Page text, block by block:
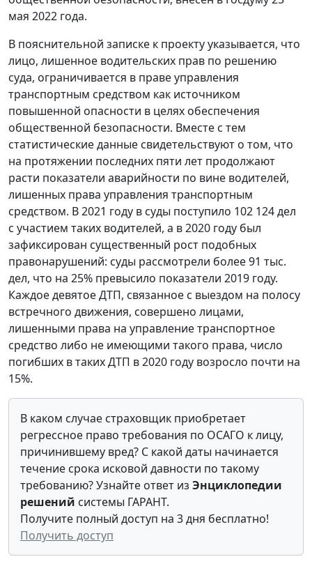
мая 2022 года.
В пояснительной записке к проекту указывается, что
лицо, лишенное водительских прав по решению
суда, ограничивается в праве управления
транспортным средством как источником
повышенной опасности в целях обеспечения
общественной безопасности. Вместе с тем
статистические данные свидетельствуют о том, что
на протяжении последних пяти лет продолжают
расти показатели аварийности по вине водителей,
лишенных права управления транспортным
средством. В 2021 году в суды поступило 102 124 дел
с участием таких водителей, а в 2020 году был
зафиксирован существенный рост подобных
правонарушений: суды рассмотрели более 91 тыс.
дел, что на 25% превысило показатели 2019 году.
Каждое девятое ДТП, связанное с выездом на полосу
встречного движения, совершено лицами,
лишенными права на управление транспортное
средство либо не имеющими такого права, число
погибших в таких ДТП в 2020 году возросло почти на
15%.
В каком случае страховщик приобретает
регрессное право требования по ОСАГО к лицу,
причинившему вред? С какой даты начинается
течение срока исковой давности по такому
требованию? Узнайте ответ из Энциклопедии
решений системы ГАРАНТ.
Получите полный доступ на 3 дня бесплатно!
Получить доступ